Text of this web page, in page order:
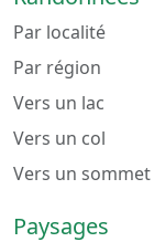
Par localité
Par région
Vers un lac
Vers un col
Vers un sommet
Paysages